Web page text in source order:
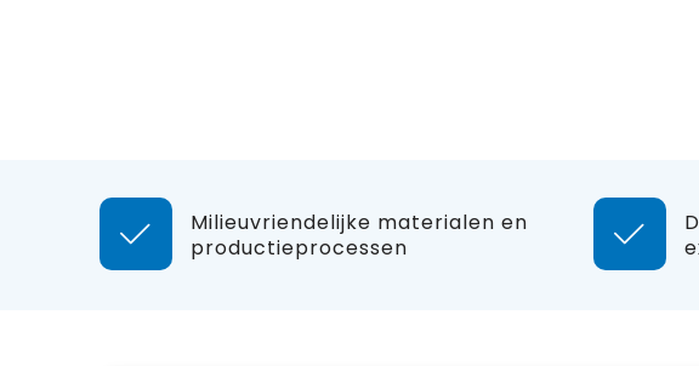
Milieuvriendelijke materialen en
productieprocessen